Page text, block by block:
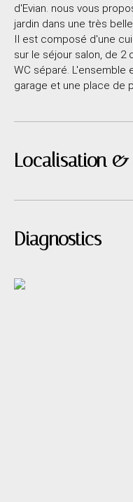
d'Evian. nous vous
jardin dans une très
Il est composé d'une
sur le séjour salon, de 2
WC séparé. L'ensemble
garage et une place de
Localisation
Diagnostics